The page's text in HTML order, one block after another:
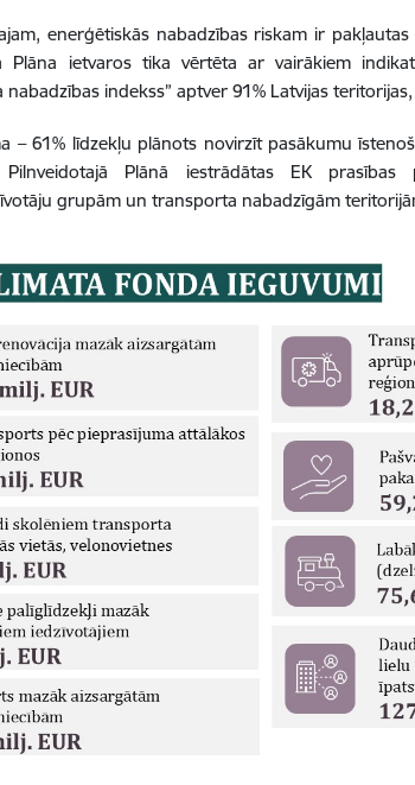
enerģētiskās nabadzības riskam ir
Plāna ietvaros tika vērtēta ar vairākiem
indekss” aptver 91% Latvijas
– 61% līdzekļu plānots novirzīt pasākumu
Plānā iestrādātas EK prasības
grupām un transporta nabadzīgām